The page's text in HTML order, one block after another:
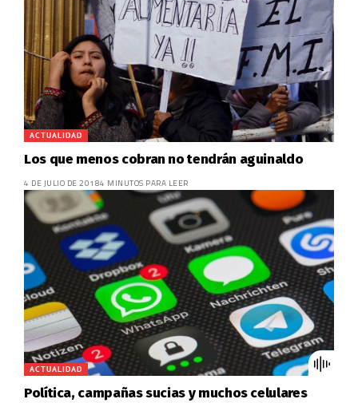
ACTUALIDAD
Los que menos cobran no tendrán aguinaldo
4 DE JULIO DE 20184 MINUTOS PARA LEER
ACTUALIDAD
Política, campañas sucias y muchos celulares